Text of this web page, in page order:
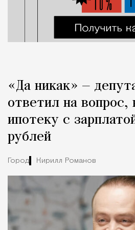
«Да никак» —
ответил на вопрос,
ипотеку с
рублей
Город Кирилл Романов